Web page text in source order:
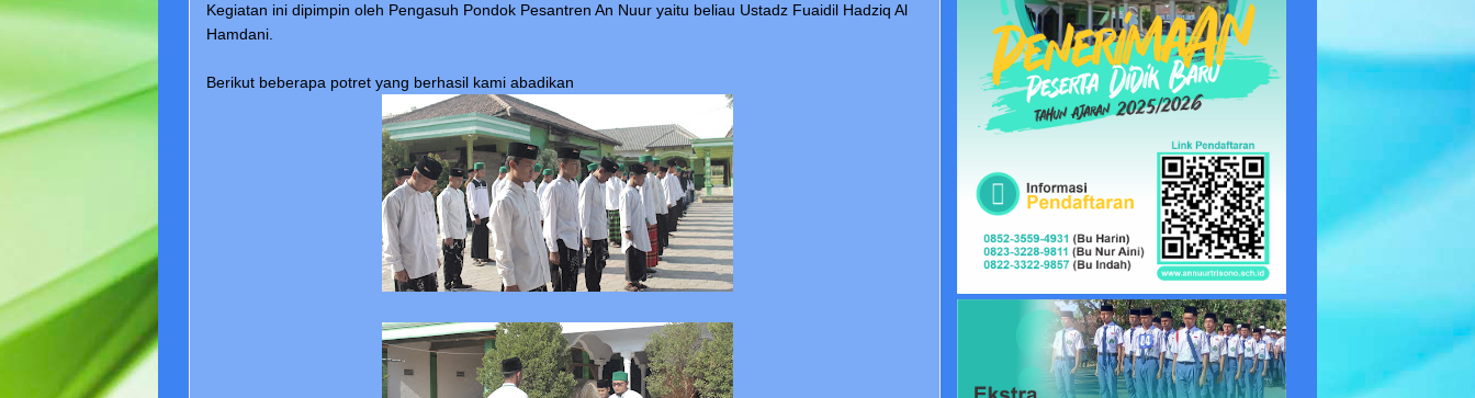
Kegiatan ini dipimpin oleh Pengasuh Pondok Pesantren An Nuur yaitu beliau Ustadz Fuaidil Hadziq Al
Hamdani.
Berikut beberapa potret yang berhasil kami abadikan